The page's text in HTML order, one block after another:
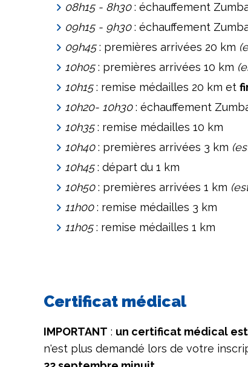
08h15 - 8h30: échauffement
09h15 - 9h30: échauffement
09h45: premières arrivées 20 km
10h05: premières arrivées 10 km
10h15: remise médailles 20 km et
10h20- 10h30: échauffement
10h35: remise médailles 10 km
10h40: premières arrivées 3 km
10h45: départ du 1 km
10h50: premières arrivées 1 km
11h00: remise médailles 3 km
11h05: remise médailles 1 km
Certificat médical
IMPORTANT : un certificat médical est
n'est plus demandé lors de votre